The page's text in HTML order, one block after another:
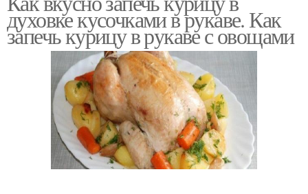
духовке кусочками в рукаве. Как
запечь курицу в рукаве с овощами